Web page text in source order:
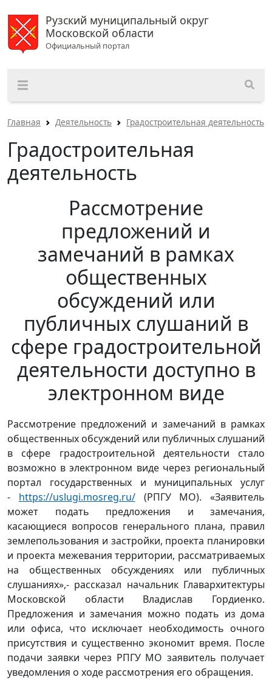
Рузский муниципальный округ
Московской области
Официальный портал
Главная Деятельность Градостроительная деятельность
Градостроительная
деятельность
Рассмотрение
предложений и
замечаний в рамках
общественных
обсуждений или
публичных слушаний в
сфере градостроительной
деятельности доступно в
электронном виде
Рассмотрение предложений и замечаний в рамках
общественных обсуждений или публичных слушаний
в сфере градостроительной деятельности стало
возможно в электронном виде через региональный
портал государственных и муниципальных услуг
- https://uslugi.mosreg.ru/(РПГУ МО). «Заявитель
может подать предложения и замечания,
касающиеся вопросов генерального плана, правил
землепользования и застройки, проекта планировки
и проекта межевания территории, рассматриваемых
на общественных обсуждениях или публичных
слушаниях»,- рассказал начальник Главархитектуры
Московской области Владислав Гордиенко.
Предложения и замечания можно подать из дома
или офиса, что исключает необходимость очного
присутствия и существенно экономит время. После
подачи заявки через РПГУ МО заявитель получает
уведомления о ходе рассмотрения его обращения.